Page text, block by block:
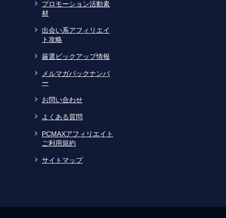
プロモーション活動素
材
出会い系アフィリエイ
ト攻略
厳選ピックアップ情報
メルマガバックナンバ
ー
お問い合わせ
よくある質問
PCMAXアフィリエイト
ご利用規約
サイトマップ